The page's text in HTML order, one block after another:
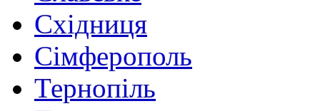
Східниця
Сімферополь
Тернопіль